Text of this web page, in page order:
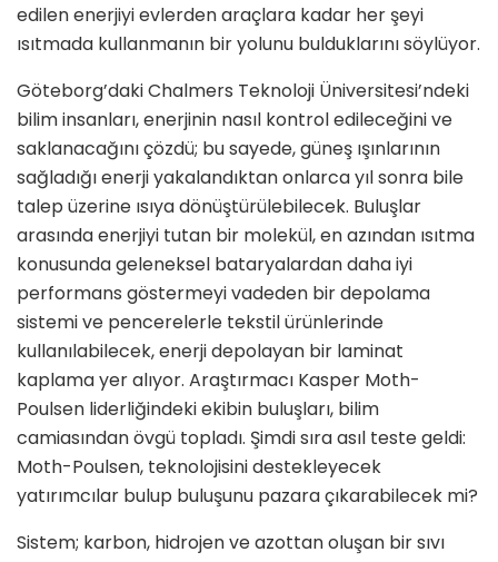
edilen enerjiyi evlerden araçlara kadar her şeyi
ısıtmada kullanmanın bir yolunu bulduklarını söylüyor.
Göteborg’daki Chalmers Teknoloji Üniversitesi’ndeki
bilim insanları, enerjinin nasıl kontrol edileceğini ve
saklanacağını çözdü; bu sayede, güneş ışınlarının
sağladığı enerji yakalandıktan onlarca yıl sonra bile
talep üzerine ısıya dönüştürülebilecek. Buluşlar
arasında enerjiyi tutan bir molekül, en azından ısıtma
konusunda geleneksel bataryalardan daha iyi
performans göstermeyi vadeden bir depolama
sistemi ve pencerelerle tekstil ürünlerinde
kullanılabilecek, enerji depolayan bir laminat
kaplama yer alıyor. Araştırmacı Kasper Moth-
Poulsen liderliğindeki ekibin buluşları, bilim
camiasından övgü topladı. Şimdi sıra asıl teste geldi:
Moth-Poulsen, teknolojisini destekleyecek
yatırımcılar bulup buluşunu pazara çıkarabilecek mi?
Sistem; karbon, hidrojen ve azottan oluşan bir sıvı